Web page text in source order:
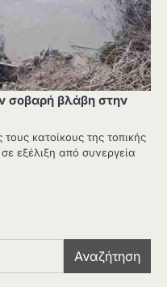
σοβαρή βλάβη στην
κατοίκους της τοπικής
εξέλιξη από συνεργεία
Αναζήτηση